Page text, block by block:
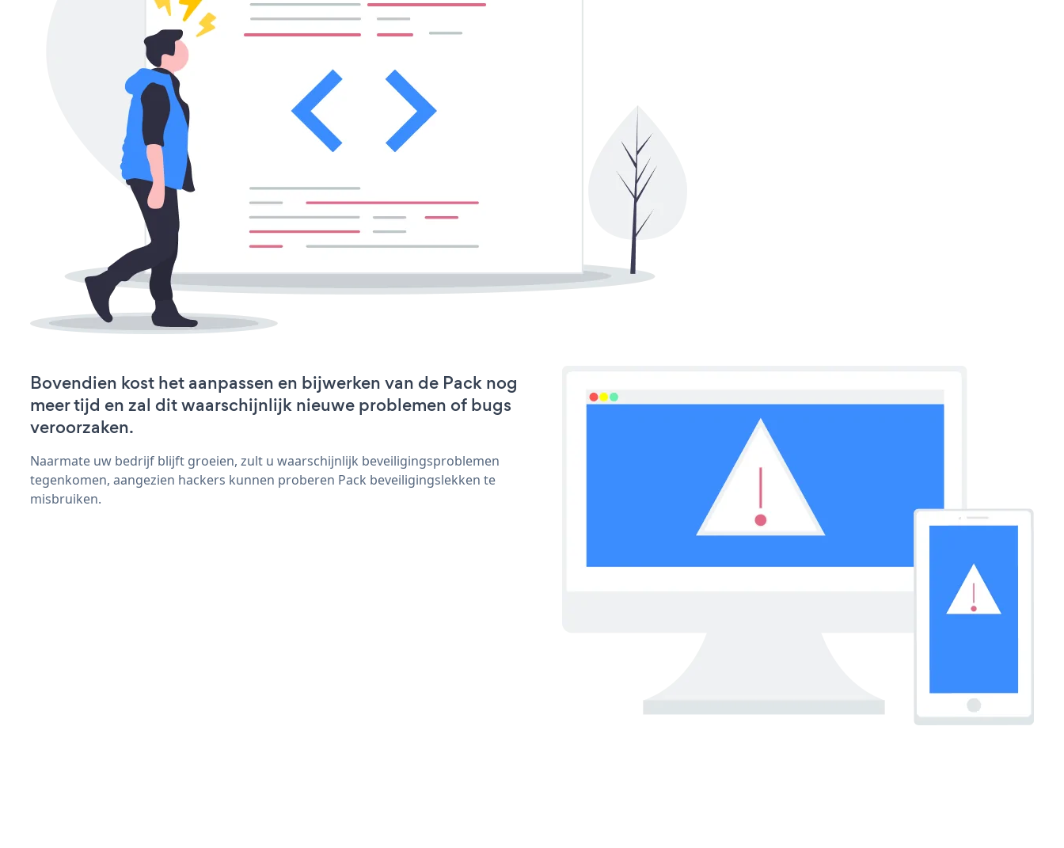
Bovendien kost het aanpassen en bijwerken van de Pack nog
meer tijd en zal dit waarschijnlijk nieuwe problemen of bugs
veroorzaken.
Naarmate uw bedrijf blijft groeien, zult u waarschijnlijk beveiligingsproblemen
tegenkomen, aangezien hackers kunnen proberen Pack beveiligingslekken te
misbruiken.